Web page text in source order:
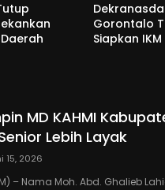
Gorontalo
Siapkan
MD KAHMI
Lebih Layak
15, 2026
– Nama Moh. Abd. Ghalieb